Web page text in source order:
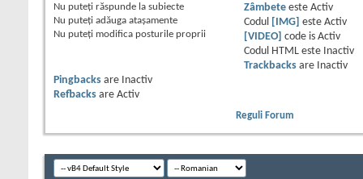
Nu puteţi răspunde la subiecte
Nu puteţi adăuga ataşamente
Nu puteţi modifica posturile proprii
Zâmbeteeste Activ
Codul
[IMG] este Activ
[VIDEO] code is Activ
Codul HTML este
Inactiv
Trackbacksare
Inactiv
Pingbacks are
Inactiv
Refbacks are Activ
Reguli Forum